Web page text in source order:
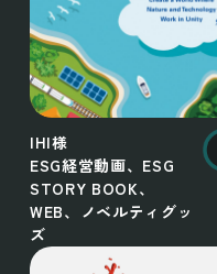
IHI様
ESG経営動画、ESG
STORY BOOK、
WEB、ノベルティグッ
ズ